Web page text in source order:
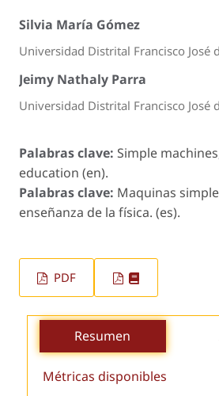
Silvia María Gómez
Universidad Distrital Francisco José
Jeimy Nathaly Parra
Universidad Distrital Francisco José
Palabras clave: Simple
education (en).
Palabras clave: Maquinas
enseñanza de la física. (es).
PDF
Resumen
Métricas disponibles